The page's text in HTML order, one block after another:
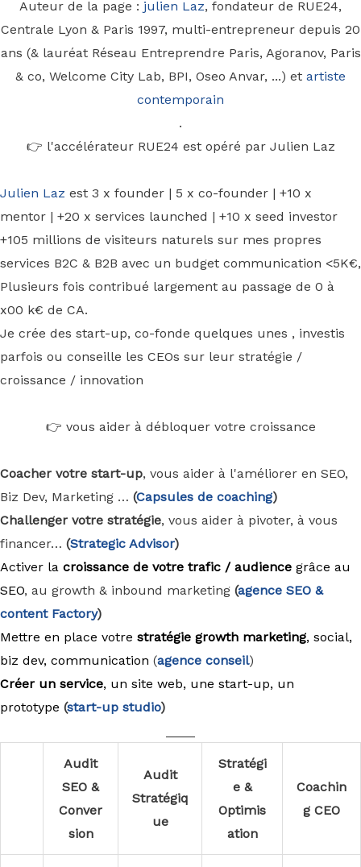
Auteur de la page : julien Laz, fondateur de RUE24,
Centrale Lyon & Paris 1997, multi-entrepreneur depuis 20
ans (& lauréat Réseau Entreprendre Paris, Agoranov, Paris
& co, Welcome City Lab, BPI, Oseo Anvar, ...) et artiste
contemporain
.
👉 l'accélérateur RUE24 est opéré par Julien Laz
Julien Laz est 3 x founder | 5 x co-founder | +10 x
mentor | +20 x services launched | +10 x seed investor
+105 millions de visiteurs naturels sur mes propres
services B2C & B2B avec un budget communication <5K€,
Plusieurs fois contribué largement au passage de 0 à
x00 k€ de CA.
Je crée des start-up, co-fonde quelques unes , investis
parfois ou conseille les CEOs sur leur stratégie /
croissance / innovation
👉 vous aider à débloquer votre croissance
Coacher votre start-up, vous aider à l'améliorer en SEO,
Biz Dev, Marketing … (Capsules de coaching)
Challenger votre stratégie, vous aider à pivoter, à vous
financer… (Strategic Advisor)
Activer la croissance de votre trafic / audience grâce au
SEO, au growth & inbound marketing (agence SEO &
content Factory)
Mettre en place votre stratégie growth marketing, social,
biz dev, communication (agence conseil)
Créer un service, un site web, une start-up, un
prototype (start-up studio)
Audit
SEO &
Conver
sion
Audit
Stratégiq
ue
Stratégi
e &
Optimis
ation
Coachin
g CEO